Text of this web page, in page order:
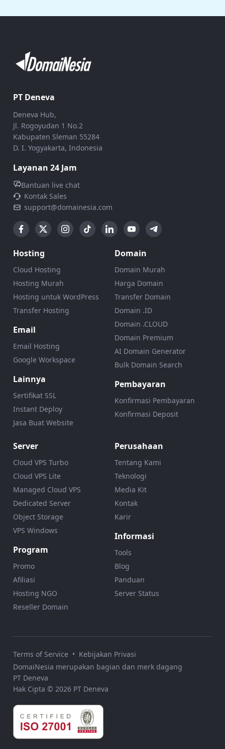
PT Deneva
Deneva Hub,
Jl. Rogoyudan 1 No.2
Kabupaten Sleman 55284
D. I. Yogyakarta, Indonesia
Layanan 24 Jam
Bantuan live chat
Kontak Sales
support@domainesia.com
Hosting
Cloud Hosting
Hosting Murah
Hosting untuk WordPress
Transfer Hosting
Email
Email Hosting
Google Workspace
Lainnya
Sertifikat SSL
Instant Deploy
Jasa Buat Website
Domain
Domain Murah
Harga Domain
Transfer Domain
Domain .ID
Domain .CLOUD
Domain Premium
AI Domain Generator
Bulk Domain Search
Pembayaran
Konfirmasi Pembayaran
Konfirmasi Deposit
Server
Cloud VPS Turbo
Cloud VPS Lite
Managed Cloud VPS
Dedicated Server
Object Storage
VPS Windows
Program
Promo
Afiliasi
Hosting NGO
Reseller Domain
Perusahaan
Tentang Kami
Teknologi
Media Kit
Kontak
Karir
Informasi
Tools
Blog
Panduan
Server Status
Terms of Service • Kebijakan Privasi
DomaiNesia merupakan bagian dan merk dagang
PT Deneva
Hak Cipta © 2026 PT Deneva